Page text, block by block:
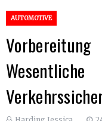
AUTOMOTIVE